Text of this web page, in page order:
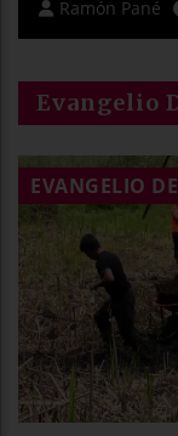
Ramón Pané
Evangelio
EVANGELIO